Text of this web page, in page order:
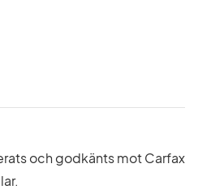
och godkänts mot Carfax